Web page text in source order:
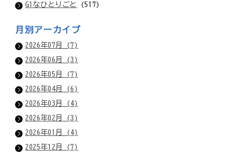
G1なひとりごと
(517)
月別アーカイブ
2026年07月 (7)
2026年06月 (3)
2026年05月 (7)
2026年04月 (6)
2026年03月 (4)
2026年02月 (3)
2026年01月 (4)
2025年12月 (7)